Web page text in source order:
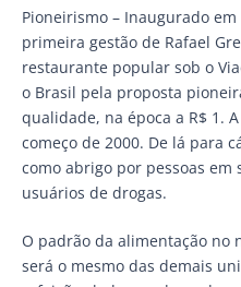
Pioneirismo – Inaugurado
primeira gestão de Rafael
restaurante popular sob o
o Brasil pela proposta
qualidade, na época a R$ 1.
começo de 2000. De lá para
como abrigo por pessoas em
usuários de drogas.
O padrão da alimentação no
será o mesmo das demais